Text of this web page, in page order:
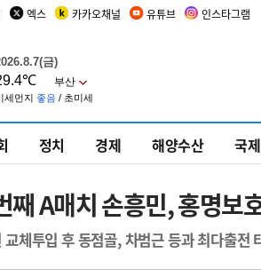
엑스 카카오채널 유튜브 인스타그램
정치 경제 해양수산 국제
째 A매치 손흥민, 홍명보
교체투입 후 동점골, 차범근 등과 최다출전